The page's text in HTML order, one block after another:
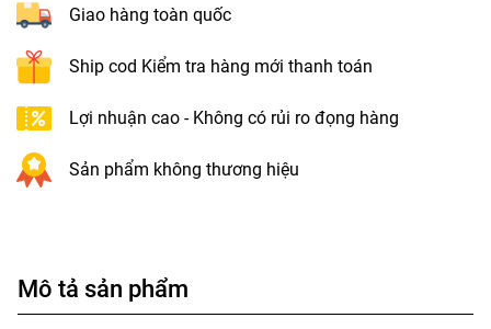
Giao hàng toàn quốc
Ship cod Kiểm tra hàng mới thanh toán
Lợi nhuận cao - Không có rủi ro đọng hàng
Sản phẩm không thương hiệu
Mô tả sản phẩm